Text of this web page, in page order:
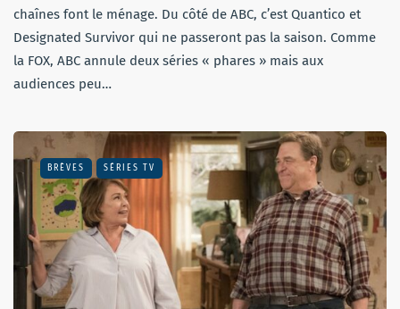
chaînes font le ménage. Du côté de ABC, c’est Quantico et
Designated Survivor qui ne passeront pas la saison. Comme
la FOX, ABC annule deux séries « phares » mais aux
audiences peu…
BRÈVES SÉRIES TV